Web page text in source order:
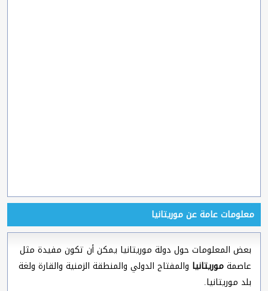
معلومات عامة عن موريتانيا
بعض المعلومات حول دولة موريتانيا يمكن أن تكون مفيدة مثل
عاصمةموريتانيا والمفتاح الدولي والمنطقة الزمنية والقارة ولغة
بلد موريتانيا.